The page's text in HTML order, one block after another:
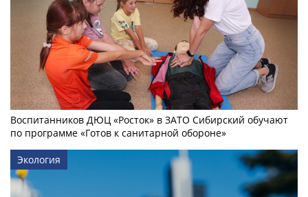
Воспитанников ДЮЦ «Росток» в ЗАТО Сибирский обучают
по программе «Готов к санитарной обороне»
Экология